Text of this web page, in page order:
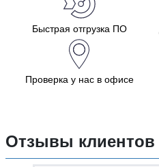
Быстрая отгрузка ПО
Проверка у нас в офисе
Отзывы клиентов